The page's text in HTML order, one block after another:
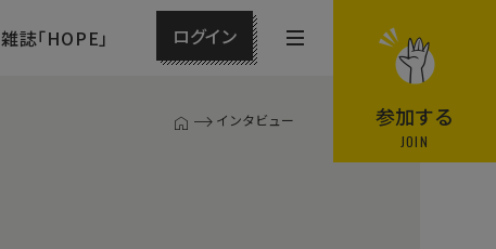
雑誌「HOPE」 ログイン
メ
参加する
JOIN
T
インタビュー